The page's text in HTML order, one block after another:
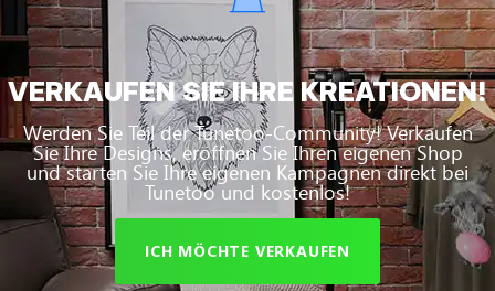
VERKAUFEN SIE IHRE KREATIONEN!
Werden Sie Teil der Tunetoo-Community! Verkaufen
Sie Ihre Designs, eröffnen Sie Ihren eigenen Shop
und starten Sie Ihre eigenen Kampagnen direkt bei
Tunetoo und kostenlos!
ICH MÖCHTE VERKAUFEN